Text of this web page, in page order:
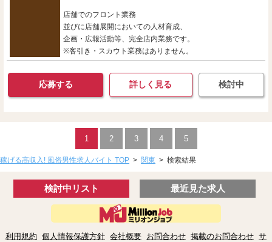
店舗でのフロント業務
並びに店舗展開においての人材育成、
企画・広報活動等、完全店内業務です。
※客引き・スカウト業務はありません。
応募する 詳しく見る 検討中
1 2 3 4 5
稼げる高収入! 風俗男性求人バイト TOP > 関東 > 検索結果
検討中リスト 最近見た求人
利用規約 個人情報保護方針 会社概要 お問合わせ 掲載のお問合わせ サ